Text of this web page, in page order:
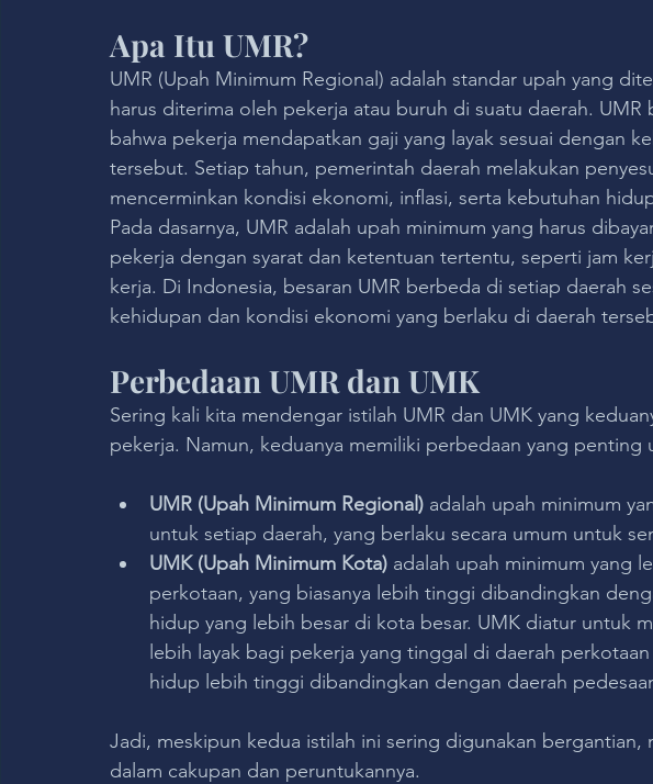
Apa Itu UMR?
UMR (Upah Minimum Regional) adalah standar upah yang
harus diterima oleh pekerja atau buruh di suatu daerah.
bahwa pekerja mendapatkan gaji yang layak sesuai dengan
tersebut. Setiap tahun, pemerintah daerah melakukan
mencerminkan kondisi ekonomi, inflasi, serta kebutuhan
Pada dasarnya, UMR adalah upah minimum yang harus
pekerja dengan syarat dan ketentuan tertentu, seperti jam
kerja. Di Indonesia, besaran UMR berbeda di setiap daerah
kehidupan dan kondisi ekonomi yang berlaku di daerah
Perbedaan UMR dan UMK
Sering kali kita mendengar istilah UMR dan UMK yang
pekerja. Namun, keduanya memiliki perbedaan yang penting
UMR (Upah Minimum Regional) adalah upah minimum
untuk setiap daerah, yang berlaku secara umum untuk
UMK (Upah Minimum Kota) adalah upah minimum yang
perkotaan, yang biasanya lebih tinggi dibandingkan
hidup yang lebih besar di kota besar. UMK diatur untuk
lebih layak bagi pekerja yang tinggal di daerah
hidup lebih tinggi dibandingkan dengan daerah
Jadi, meskipun kedua istilah ini sering digunakan bergantian,
dalam cakupan dan peruntukannya.